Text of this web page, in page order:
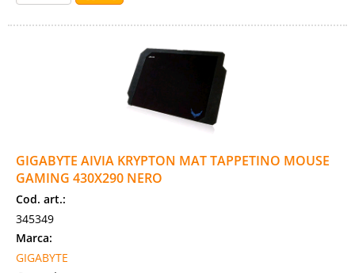
GIGABYTE AIVIA KRYPTON MAT TAPPETINO MOUSE
GAMING 430X290 NERO
Cod. art.:
345349
Marca:
GIGABYTE